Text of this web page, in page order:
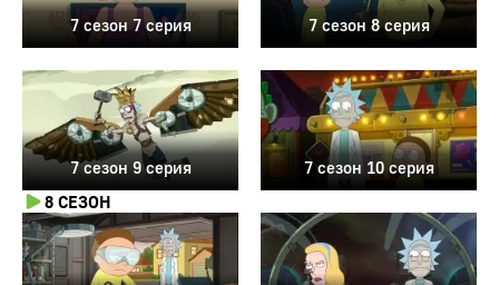
7 сезон 7 серия 7 сезон 8 серия
7 сезон 9 серия
7 сезон 10 серия
8 СЕЗОН